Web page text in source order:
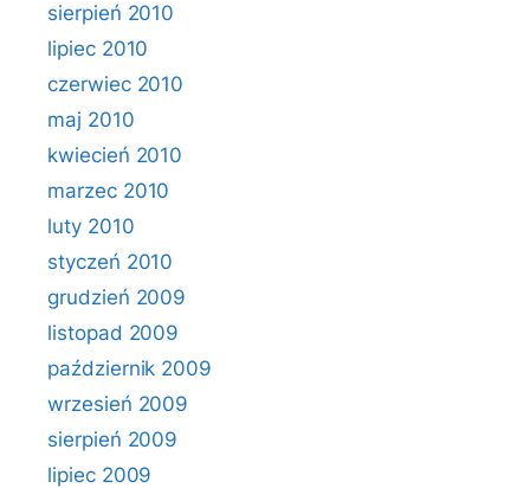
sierpień 2010
lipiec 2010
czerwiec 2010
maj 2010
kwiecień 2010
marzec 2010
luty 2010
styczeń 2010
grudzień 2009
listopad 2009
październik 2009
wrzesień 2009
sierpień 2009
lipiec 2009